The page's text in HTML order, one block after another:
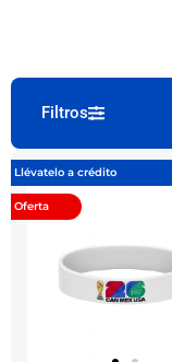
Filtros
Llévatelo a crédito
Oferta